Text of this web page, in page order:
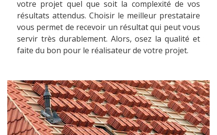
votre projet quel que soit la complexité de vos
résultats attendus. Choisir le meilleur prestataire
vous permet de recevoir un résultat qui peut vous
servir très durablement. Alors, osez la qualité et
faite du bon pour le réalisateur de votre projet.